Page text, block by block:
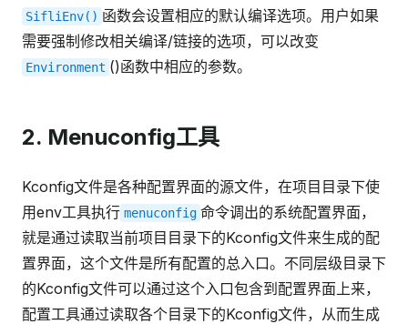
SifliEnv() 函数会设置相应的默认编译选项。用户如果
需要强制修改相关编译/链接的选项，可以改变
Environment ()函数中相应的参数。
2. Menuconfig工具
Kconfig文件是各种配置界面的源文件，在项目目录下使
用env工具执行 menuconfig 命令调出的系统配置界面，
就是通过读取当前项目目录下的Kconfig文件来生成的配
置界面，这个文件是所有配置的总入口。不同层级目录下
的Kconfig文件可以通过这个入口包含到配置界面上来，
配置工具通过读取各个目录下的Kconfig文件，从而生成